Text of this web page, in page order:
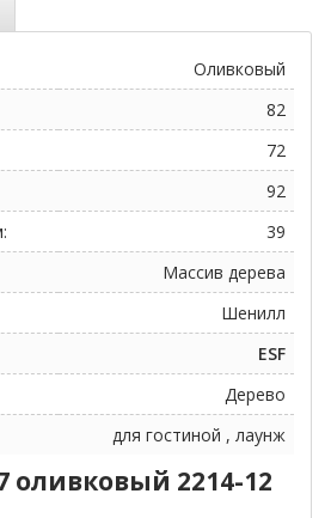
Оливковый
82
72
92
39
Массив дерева
Шенилл
ESF
Дерево
для гостиной , лаунж
оливковый 2214-12